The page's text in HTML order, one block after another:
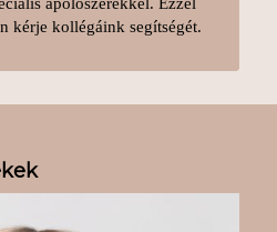
ápolószerekkel. Ezzel
kérje kollégáink segítségét.